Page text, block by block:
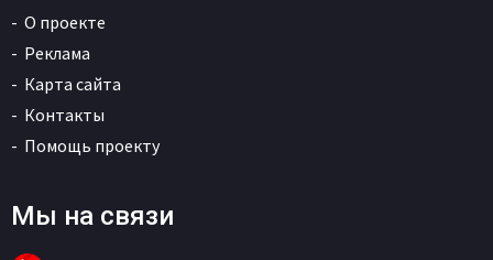
О проекте
Реклама
Карта сайта
Контакты
Помощь проекту
Мы на связи